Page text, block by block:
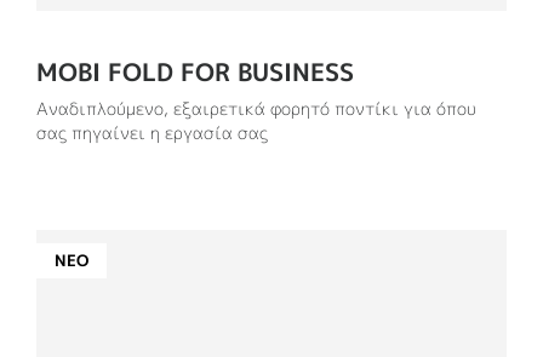
MOBI FOLD FOR BUSINESS
Αναδιπλούμενο, εξαιρετικά φορητό ποντίκι για όπου
σας πηγαίνει η εργασία σας
ΝΈΟ